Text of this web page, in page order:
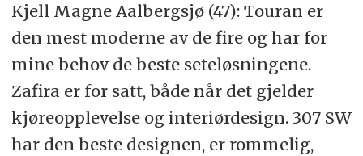
Kjell Magne Aalbergsjø (47): Touran er
den mest moderne av de fire og har for
mine behov de beste seteløsningene.
Zafira er for satt, både når det gjelder
kjøreopplevelse og interiørdesign. 307 SW
har den beste designen, er rommelig,